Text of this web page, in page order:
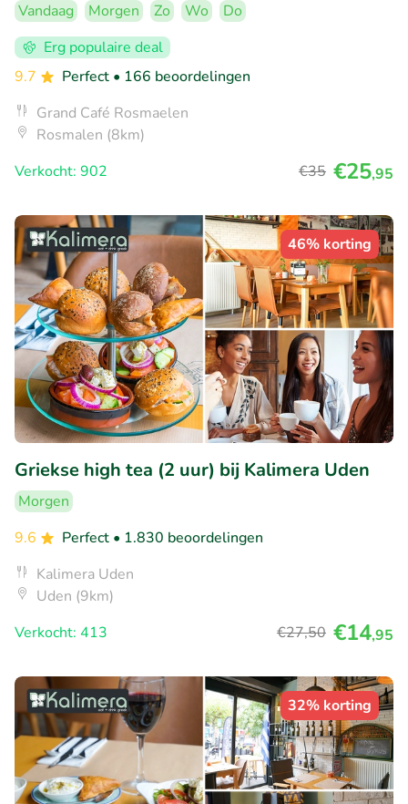
Vandaag Morgen Zo Wo
Do
Erg populaire deal
9.7
Perfect • 166 beoordelingen
Grand Café Rosmaelen
Rosmalen (8km)
Verkocht: 902
€35 €25,95
46% korting
Griekse high tea (2 uur) bij Kalimera Uden
Morgen
9.6
Perfect • 1.830 beoordelingen
Kalimera Uden
Uden (9km)
Verkocht: 413
€27,50 €14,95
32% korting